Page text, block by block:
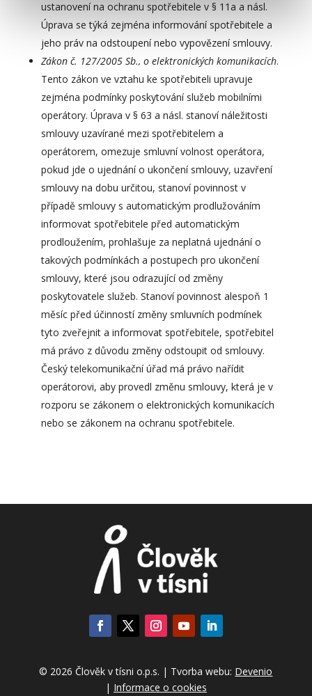
ustanovení na ochranu spotřebitele v § 11a a násl.
Úprava se týká zejména informování spotřebitele a
jeho práv na odstoupení nebo vypovězení smlouvy.
Zákon č. 127/2005 Sb., o elektronických komunikacích.
Tento zákon ve vztahu ke spotřebiteli upravuje
zejména podmínky poskytování služeb mobilními
operátory. Úprava v § 63 a násl. stanoví náležitosti
smlouvy uzavírané mezi spotřebitelem a
operátorem, omezuje smluvní volnost operátora,
pokud jde o ujednání o ukončení smlouvy, uzavření
smlouvy na dobu určitou, stanoví povinnost v
případě smlouvy s automatickým prodlužováním
informovat spotřebitele před automatickým
prodloužením, prohlašuje za neplatná ujednání o
takových podmínkách a postupech pro ukončení
smlouvy, které jsou odrazující od změny
poskytovatele služeb. Stanoví povinnost alespoň 1
měsíc před účinností změny smluvních podmínek
tyto zveřejnit a informovat spotřebitele, spotřebitel
má právo z důvodu změny odstoupit od smlouvy.
Český telekomunikační úřad má právo nařídit
operátorovi, aby provedl změnu smlouvy, která je v
rozporu se zákonem o elektronických komunikacích
nebo se zákonem na ochranu spotřebitele.
© 2026 Člověk v tísni o.p.s. | Tvorba webu: Devenio
| Informace o cookies